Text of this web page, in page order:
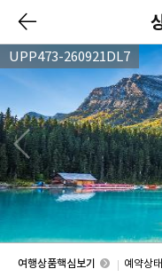
UPP473-260921DL7
여행상품핵심보기 예약상